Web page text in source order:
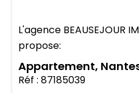
L'agence BEAUSEJOUR
propose:
Appartement,
Réf : 87185039